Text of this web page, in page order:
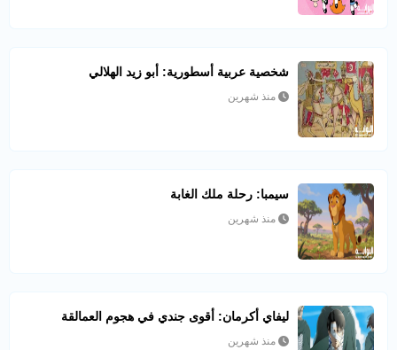
شخصية عربية أسطورية: أبو زيد الهلالي
منذ شهرين
سيمبا: رحلة ملك الغابة
منذ شهرين
ليفاي أكرمان: أقوى جندي في هجوم العمالقة
منذ شهرين